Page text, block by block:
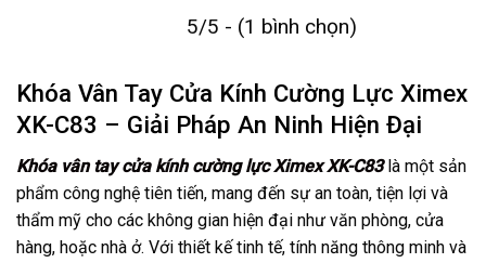
5/5 - (1 bình chọn)
Khóa Vân Tay Cửa Kính Cường Lực Ximex
XK-C83 – Giải Pháp An Ninh Hiện Đại
Khóa vân tay cửa kính cường lực Ximex XK-C83là một sản
phẩm công nghệ tiên tiến, mang đến sự an toàn, tiện lợi và
thẩm mỹ cho các không gian hiện đại như văn phòng, cửa
hàng, hoặc nhà ở. Với thiết kế tinh tế, tính năng thông minh và